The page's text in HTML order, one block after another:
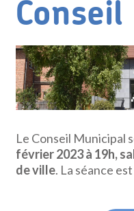
Le Conseil Municipal
février 2023 à 19h,
de ville. La séance